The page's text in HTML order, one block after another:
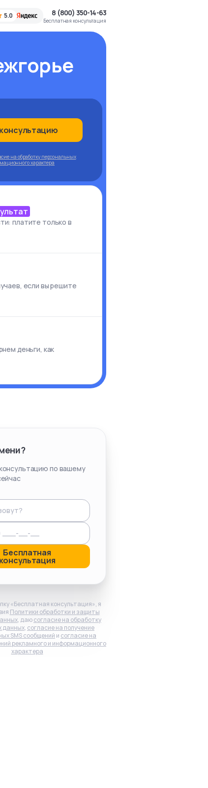
5.0 8 (800) 350-14-63
Бесплатная консультация
на обработку персональных
характера
платите только в
если вы решите
деньги, как
по вашему
Бесплатная
консультация
«Бесплатная консультация», я
Политики обработки и защиты
, даюсогласие на обработку
данных, согласие на получение
SMS сообщений и согласие на
рекламного и информационного
характера